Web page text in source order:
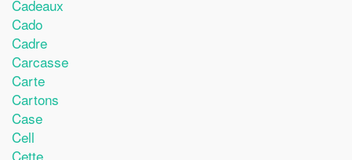
Cadeaux
Cado
Cadre
Carcasse
Carte
Cartons
Case
Cell
Cette